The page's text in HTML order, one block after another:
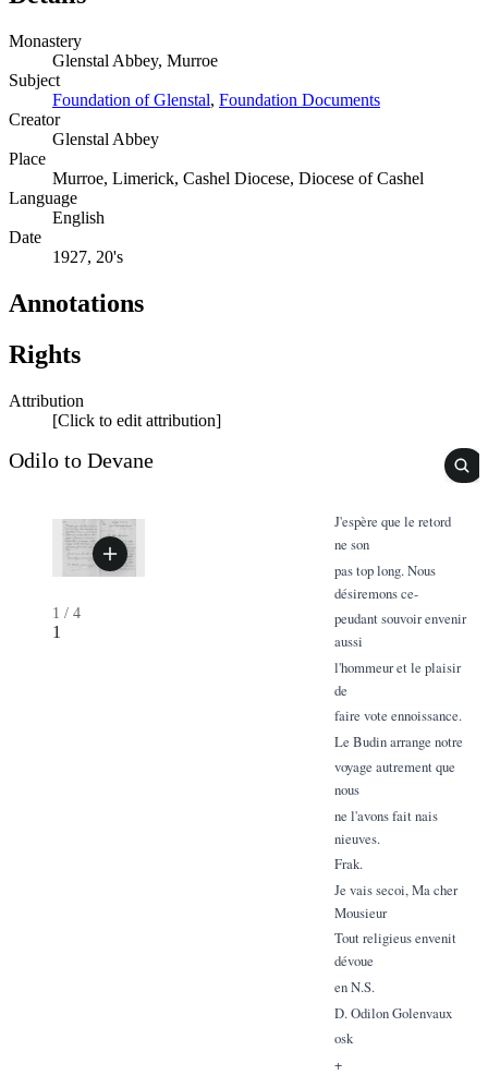
Monastery
Glenstal Abbey, Murroe
Subject
Foundation of Glenstal, Foundation Documents
Creator
Glenstal Abbey
Place
Murroe, Limerick, Cashel Diocese, Diocese of Cashel
Language
English
Date
1927, 20's
Annotations
Rights
Attribution
[Click to edit attribution]
Odilo to Devane
1 / 4
1
J'espère que le retord
ne son
pas top long. Nous
désiremons ce-
peudant souvoir envenir
aussi
l'hommeur et le plaisir
de
faire vote ennoissance.
Le Budin arrange notre
voyage autrement que
nous
ne l'avons fait nais
nieuves.
Frak.
Je vais secoi, Ma cher
Mousieur
Tout religieus envenit
dévoue
en N.S.
D. Odilon Golenvaux
osk
+